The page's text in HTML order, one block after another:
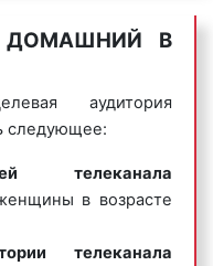
Домашнем канале
задаваемых
«Фасад Медиа
на Домашнем в
факторов:
его эфирное
программы;
программы;
собственного
ДОМАШНИЙ В
аудитория
следующее:
телеканала
в возрасте
телеканала